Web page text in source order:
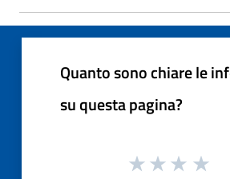
Quanto sono chiare le
su questa pagina?